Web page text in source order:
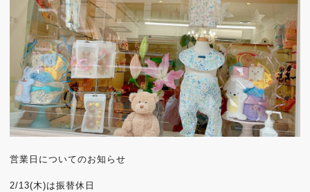
営業日についてのお知らせ
2/13(木)は振替休日